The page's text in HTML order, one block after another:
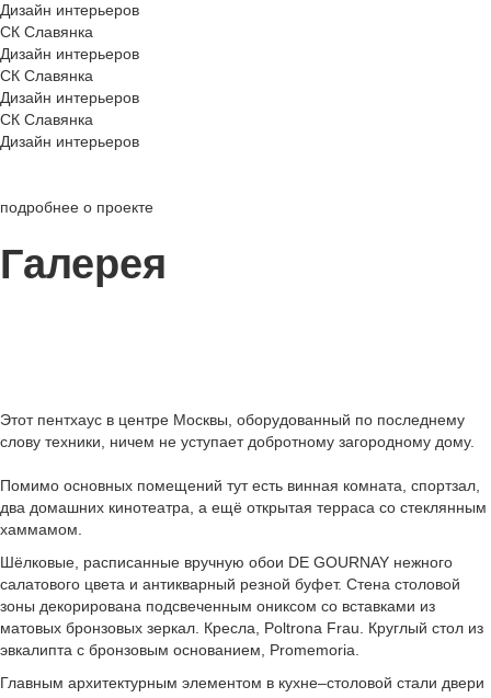
Дизайн интерьеров
СК Славянка
Дизайн интерьеров
СК Славянка
Дизайн интерьеров
СК Славянка
Дизайн интерьеров
подробнее о проекте
Галерея
Этот пентхаус в центре Москвы, оборудованный по последнему
слову техники, ничем не уступает добротному загородному дому.
Помимо основных помещений тут есть винная комната, спортзал,
два домашних кинотеатра, а ещё открытая терраса со стеклянным
хаммамом.
Шёлковые, расписанные вручную обои DE GOURNAY нежного
салатового цвета и антикварный резной буфет. Стена столовой
зоны декорирована подсвеченным ониксом со вставками из
матовых бронзовых зеркал. Кресла, Poltrona Frau. Круглый стол из
эвкалипта с бронзовым основанием, Promemoria.
Главным архитектурным элементом в кухне–столовой стали двери